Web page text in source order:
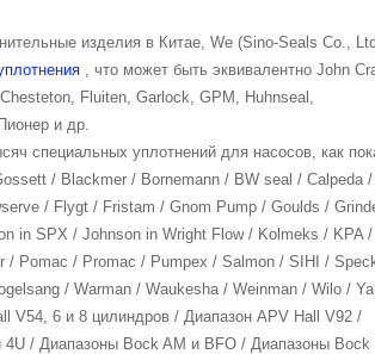
изделия в Китае, We (Sino-Seals Co.,
, что может быть эквивалентно John
Fluiten, Garlock, GPM, Huhnseal,
и др.
специальных уплотнений для насосов, как
/ Blackmer / Bornemann / BW seal / Calpeda
/ Flygt / Fristam / Gnom Pump / Goulds /
in SPX / Johnson in Wright Flow / Kolmeks / KPA
Pomac / Promac / Pumpex / Salmon / SIHI /
/ Warman / Waukesha / Weinman / Wilo /
V54, 6 и 8 цилиндров / Диапазон APV Hall V92 /
/ Диапазоны Bock AM и BFO / Диапазоны